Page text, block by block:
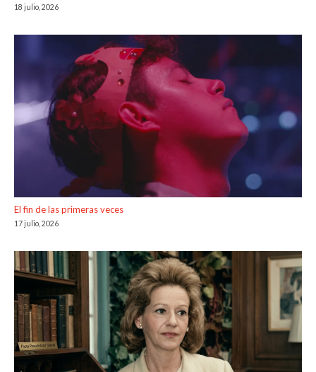
18 julio, 2026
El fin de las primeras veces
17 julio, 2026